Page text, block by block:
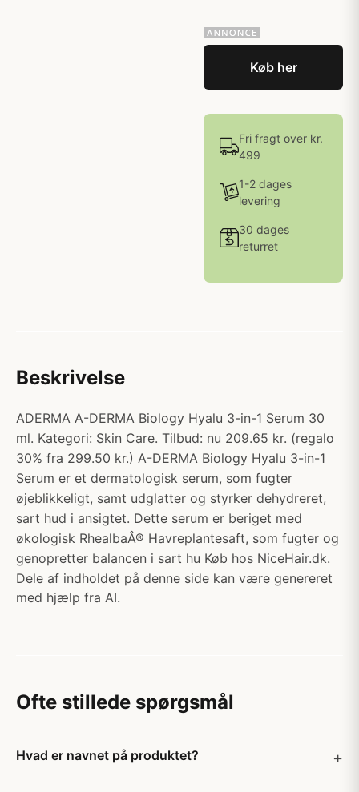
Køb her
Fri fragt over kr.
499
1-2 dages
levering
30 dages
returret
Beskrivelse
ADERMA A-DERMA Biology Hyalu 3-in-1 Serum 30
ml. Kategori: Skin Care. Tilbud: nu 209.65 kr. (regalo
30% fra 299.50 kr.) A-DERMA Biology Hyalu 3-in-1
Serum er et dermatologisk serum, som fugter
øjeblikkeligt, samt udglatter og styrker dehydreret,
sart hud i ansigtet. Dette serum er beriget med
økologisk RhealbaÂ® Havreplantesaft, som fugter og
genopretter balancen i sart hu Køb hos NiceHair.dk.
Dele af indholdet på denne side kan være genereret
med hjælp fra AI.
Ofte stillede spørgsmål
Hvad er navnet på produktet?